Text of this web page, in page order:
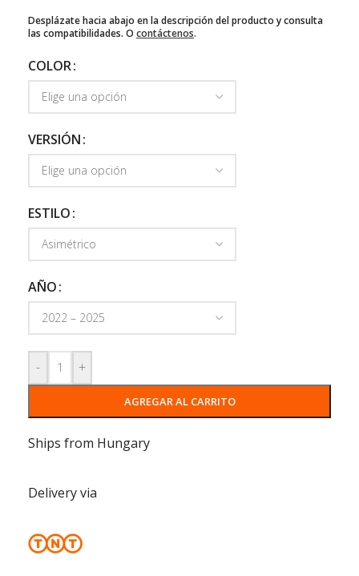
Desplázate hacia abajo en la descripción del producto y consulta
las compatibilidades. O contáctenos.
COLOR
VERSIÓN
ESTILO
AÑO
- +
AGREGAR AL CARRITO
Ships from Hungary
Delivery via